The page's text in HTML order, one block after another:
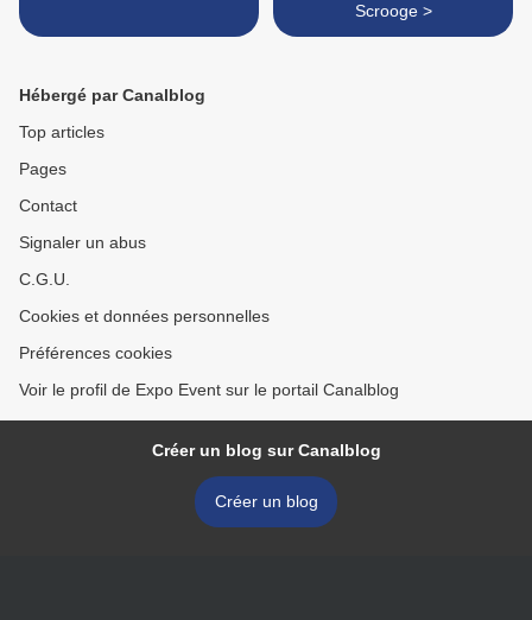
Scrooge >
Hébergé par Canalblog
Top articles
Pages
Contact
Signaler un abus
C.G.U.
Cookies et données personnelles
Préférences cookies
Voir le profil de Expo Event sur le portail Canalblog
Créer un blog sur Canalblog
Créer un blog